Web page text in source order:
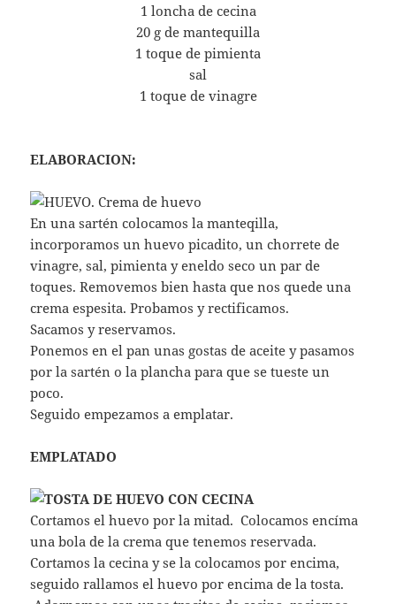
1 loncha de cecina
20 g de mantequilla
1 toque de pimienta
sal
1 toque de vinagre
ELABORACION:
En una sartén colocamos la manteqilla,
incorporamos un huevo picadito, un chorrete de
vinagre, sal, pimienta y eneldo seco un par de
toques. Removemos bien hasta que nos quede una
crema espesita. Probamos y rectificamos.
Sacamos y reservamos.
Ponemos en el pan unas gostas de aceite y pasamos
por la sartén o la plancha para que se tueste un
poco.
Seguido empezamos a emplatar.
EMPLATADO
Cortamos el huevo por la mitad. Colocamos encíma
una bola de la crema que tenemos reservada.
Cortamos la cecina y se la colocamos por encima,
seguido rallamos el huevo por encima de la tosta.